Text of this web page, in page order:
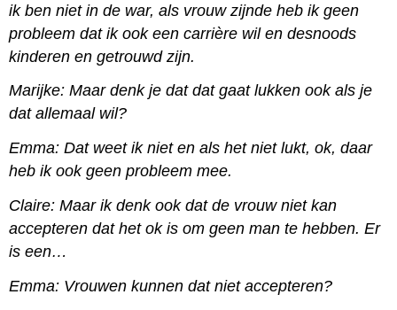
ik ben niet in de war, als vrouw zijnde heb ik geen
probleem dat ik ook een carrière wil en desnoods
kinderen en getrouwd zijn.
Marijke: Maar denk je dat dat gaat lukken ook als je
dat allemaal wil?
Emma: Dat weet ik niet en als het niet lukt, ok, daar
heb ik ook geen probleem mee.
Claire: Maar ik denk ook dat de vrouw niet kan
accepteren dat het ok is om geen man te hebben. Er
is een…
Emma: Vrouwen kunnen dat niet accepteren?